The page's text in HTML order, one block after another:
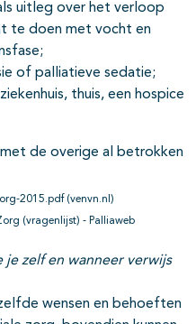
uitleg over het verloop
te doen met vocht en
of palliatieve sedatie;
thuis, een hospice
de overige al betrokken
2015.pdf (venvn.nl)
(vragenlijst) - Palliaweb
zelf en wanneer verwijs
wensen en behoeften